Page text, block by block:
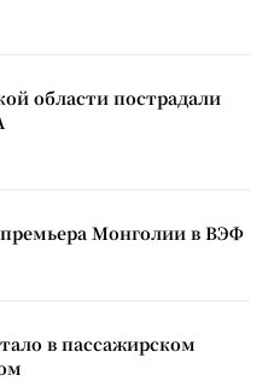
области пострадали
Монголии в ВЭФ
в пассажирском